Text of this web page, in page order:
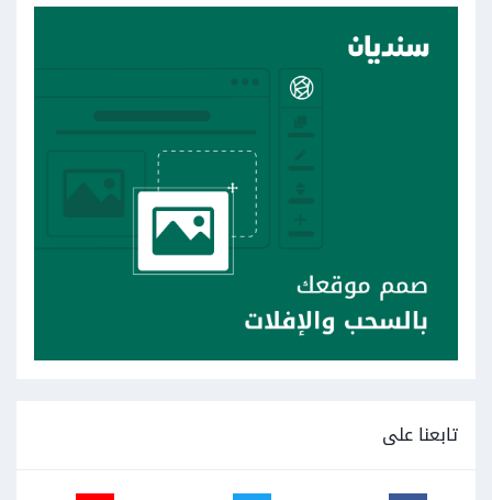
تابعنا على